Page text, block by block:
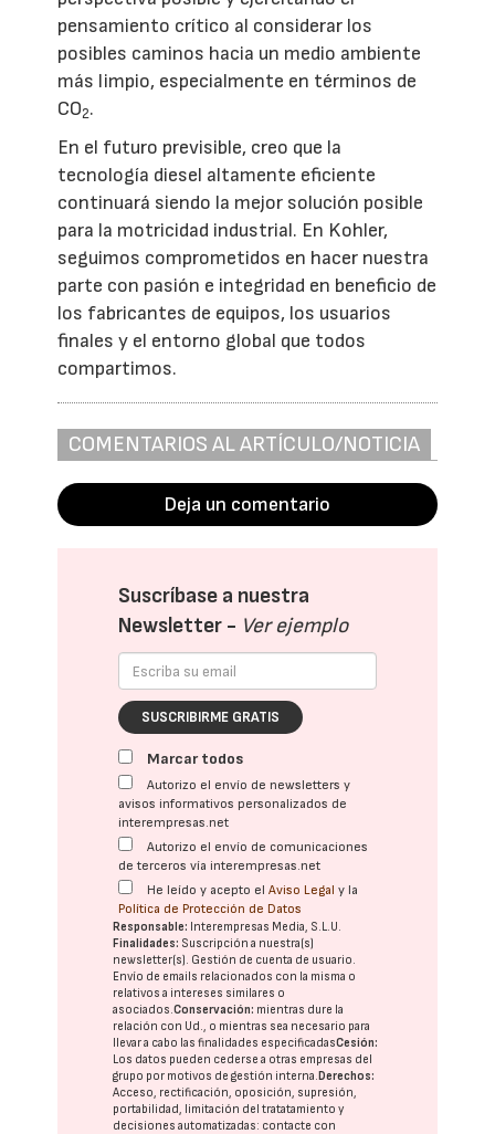
pensamiento crítico al considerar los
posibles caminos hacia un medio ambiente
más limpio, especialmente en términos de
CO2.
En el futuro previsible, creo que la
tecnología diesel altamente eficiente
continuará siendo la mejor solución posible
para la motricidad industrial. En Kohler,
seguimos comprometidos en hacer nuestra
parte con pasión e integridad en beneficio de
los fabricantes de equipos, los usuarios
finales y el entorno global que todos
compartimos.
COMENTARIOS AL ARTÍCULO/NOTICIA
Deja un comentario
Suscríbase a nuestra
Newsletter - Ver ejemplo
SUSCRIBIRME GRATIS
Marcar todos
Autorizo el envío de newsletters y
avisos informativos personalizados de
interempresas.net
Autorizo el envío de comunicaciones
de terceros vía interempresas.net
He leído y acepto elAviso Legal y la
Política de Protección de Datos
Responsable: Interempresas Media, S.L.U.
Finalidades: Suscripción a nuestra(s)
newsletter(s). Gestión de cuenta de usuario.
Envío de emails relacionados con la misma o
relativos a intereses similares o
asociados.Conservación: mientras dure la
relación con Ud., o mientras sea necesario para
llevar a cabo las finalidades especificadasCesión:
Los datos pueden cederse a otras empresas del
grupo por motivos de gestión interna.Derechos:
Acceso, rectificación, oposición, supresión,
portabilidad, limitación del tratatamiento y
decisiones automatizadas: contacte con